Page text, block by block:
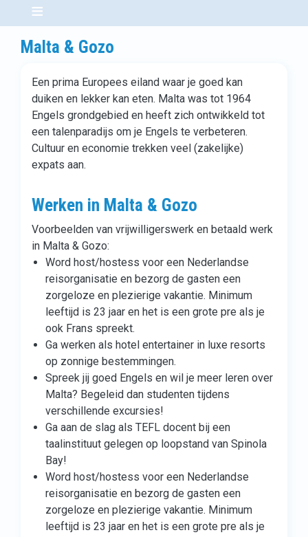
Malta & Gozo
Een prima Europees eiland waar je goed kan
duiken en lekker kan eten. Malta was tot 1964
Engels grondgebied en heeft zich ontwikkeld tot
een talenparadijs om je Engels te verbeteren.
Cultuur en economie trekken veel (zakelijke)
expats aan.
Werken in Malta & Gozo
Voorbeelden van vrijwilligerswerk en betaald werk
in Malta & Gozo:
Word host/hostess voor een Nederlandse
reisorganisatie en bezorg de gasten een
zorgeloze en plezierige vakantie. Minimum
leeftijd is 23 jaar en het is een grote pre als je
ook Frans spreekt.
Ga werken als hotel entertainer in luxe resorts
op zonnige bestemmingen.
Spreek jij goed Engels en wil je meer leren over
Malta? Begeleid dan studenten tijdens
verschillende excursies!
Ga aan de slag als TEFL docent bij een
taalinstituut gelegen op loopstand van Spinola
Bay!
Word host/hostess voor een Nederlandse
reisorganisatie en bezorg de gasten een
zorgeloze en plezierige vakantie. Minimum
leeftijd is 23 jaar en het is een grote pre als je